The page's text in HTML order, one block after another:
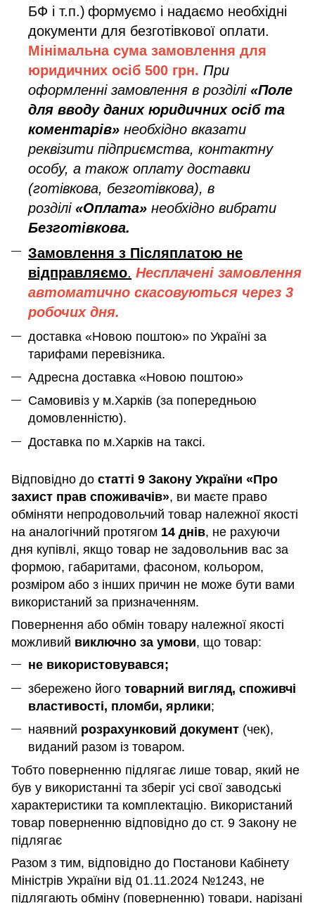
БФ і т.п.) формуємо і надаємо необхідні
документи для безготівкової оплати.
Мінімальна сума замовлення для
юридичних осіб 500 грн. При
оформленні замовлення в розділі «Поле
для вводу даних юридичних осіб та
коментарів» необхідно вказати
реквізити підприємства, контактну
особу, а також оплату доставки
(готівкова, безготівкова), в
розділі «Оплата» необхідно вибрати
Безготівкова.
Замовлення з Післяплатою не
відправляємо. Несплачені замовлення
автоматично скасовуються через 3
робочих дня.
доставка «Новою поштою» по Україні за
тарифами перевізника.
Адресна доставка «Новою поштою»
Самовивіз у м.Харків (за попередньою
домовленністю).
Доставка по м.Харків на таксі.
Відповідно до статті 9 Закону України «Про
захист прав споживачів», ви маєте право
обміняти непродовольчий товар належної якості
на аналогічний протягом 14 днів, не рахуючи
дня купівлі, якщо товар не задовольнив вас за
формою, габаритами, фасоном, кольором,
розміром або з інших причин не може бути вами
використаний за призначенням.
Повернення або обмін товару належної якості
можливий виключно за умови, що товар:
не використовувався;
збережено його товарний вигляд, споживчі
властивості, пломби, ярлики;
наявний розрахунковий документ (чек),
виданий разом із товаром.
Тобто поверненню підлягає лише товар, який не
був у використанні та зберіг усі свої заводські
характеристики та комплектацію. Використаний
товар поверненню відповідно до ст. 9 Закону не
підлягає
Разом з тим, відповідно до Постанови Кабінету
Міністрів України від 01.11.2024 №1243, не
підлягають обміну (поверненню) товари, нарізані